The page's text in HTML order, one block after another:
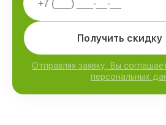
Получить скидку
Отправляя заявку, Вы
персональных